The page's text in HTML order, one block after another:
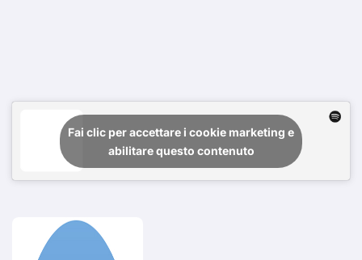
Fai clic per accettare i cookie marketing e
abilitare questo contenuto